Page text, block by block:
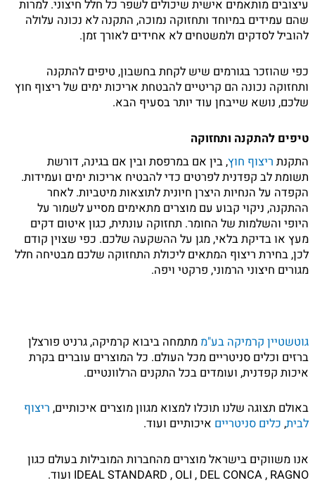
עיצובים מותאמים אישית שיכולים לשפר כל חלל חיצוני. למרות
שהם עמידים במיוחד ותחזוקה נמוכה, התקנה לא נכונה עלולה
להוביל לסדקים ולמשטחים לא אחידים לאורך זמן.
כפי שהוזכר בגורמים שיש לקחת בחשבון, טיפים להתקנה
ותחזוקה נכונה הם קריטיים להבטחת אריכות ימים של ריצוף חוץ
שלכם, נושא שייבחן עוד יותר בסעיף הבא.
טיפים להתקנה ותחזוקה
התקנת ריצוף חוץ, בין אם במרפסת ובין אם בגינה, דורשת
תשומת לב קפדנית לפרטים כדי להבטיח אריכות ימים ועמידות.
הקפדה על הנחיות היצרן חיונית לתוצאות מיטביות. לאחר
ההתקנה, ניקוי קבוע עם מוצרים מתאימים מסייע לשמור על
היופי והשלמות של החומר. תחזוקה עונתית, כגון איטום דקים
מעץ או בדיקת בלאי, מגן על ההשקעה שלכם. כפי שצוין קודם
לכן, בחירת ריצוף המתאים ליכולת התחזוקה שלכם מבטיחה חלל
מגורים חיצוני הרמוני, פרקטי ויפה.
גוטשטיין קרמיקה בע"מ מתמחה ביבוא קרמיקה, גרניט פורצלן
ברזים וכלים סניטריים מכל העולם. כל המוצרים עוברים בקרת
איכות קפדנית, ועומדים בכל התקנים הרלוונטיים.
באולם תצוגה שלנו תוכלו למצוא מגוון מוצרים איכותיים, ריצוף
לבית, כלים סניטריים איכותיים ועוד.
אנו משווקים בישראל מוצרים מהחברות המובילות בעולם כגון
IDEAL STANDARD , OLI , DEL CONCA , RAGNO ועוד.